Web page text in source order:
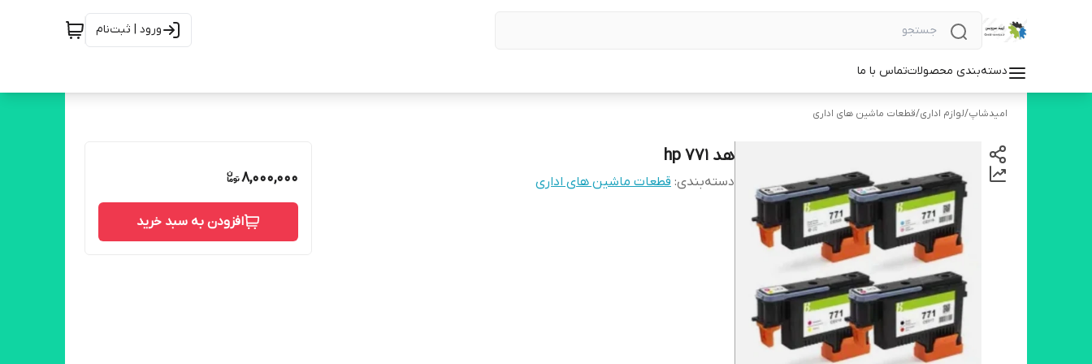
ورود | ثبت‌نام
دسته‌بندی محصولاتتماس با ما
امیدشاپ/لوازم اداری/قطعات ماشین های اداری
هد 771 hp
دسته‌بندی: قطعات ماشین های اداری 8,000,000
افزودن به سبد خرید